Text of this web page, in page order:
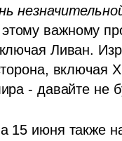
важному
Ливан.
включая
- давайте не
15 июня также